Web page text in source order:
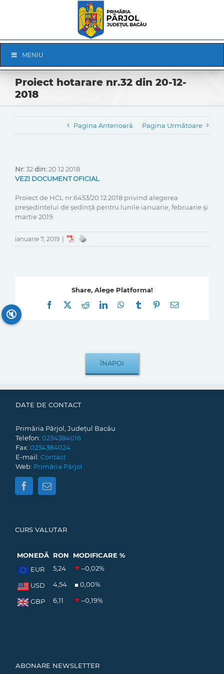
Navigation
MENIU
Proiect hotarare nr.32 din 20-12-
2018
Pagina Anterioară Pagina Următoare
Nr:32din:20 12 2018
VEZI DOCUMENT OFICIAL
Proiect de HCL nr.6453/20.12.2018 privind alegerea
președintelui de ședință pentru lunile ianuarie, februarie și
martie 2019
ianuarie 7, 2019
Share, Alege Platforma!
Facebook
RedditLinkedInWhatsApp
Tumblr Pinterest
E-
DATE DE CONTACT
Primăria Pârjol, Județul Bacău
Telefon: 0234384016
Fax: 0234384024
E-mail: Contact
Web: Primăria Pârjol
CURS VALUTAR
MONEDĂ RON
MODIFICARE %
EUR
5,24 –0,02%
USD 4,54 0,00%
GBP 6,11 –0,19%
ABONARE NEWSLETTER
🔇